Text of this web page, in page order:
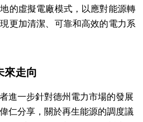
的虛擬電廠模式，以應對能源轉
更加清潔、可靠和高效的電力系
來走向
進一步針對德州電力市場的發展
仁分享，關於再生能源的調度議